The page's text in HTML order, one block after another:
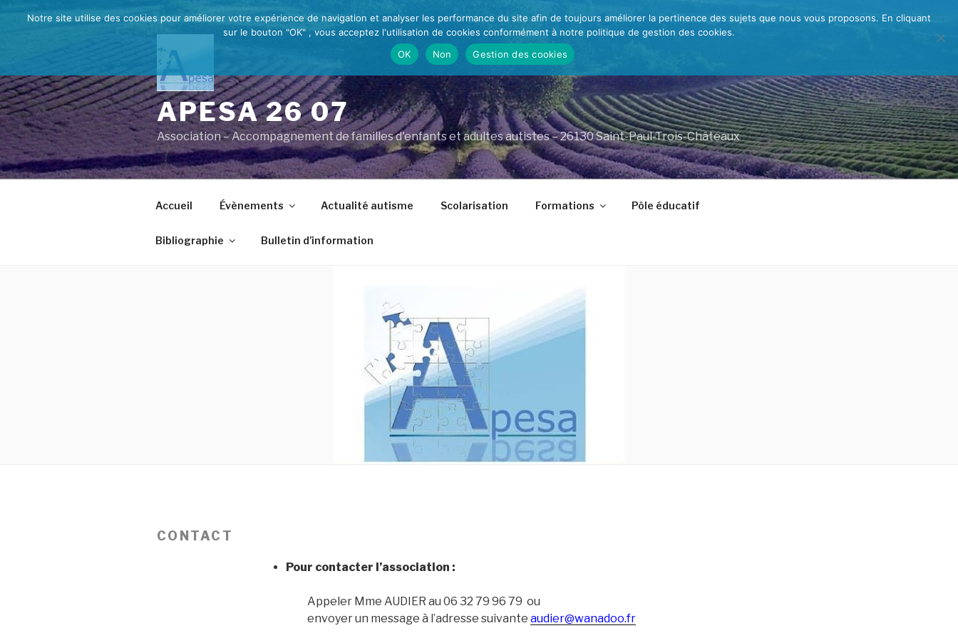
APESA 26 07
Association – Accompagnement de familles d'enfants et adultes autistes – 26130 Saint-Paul-Trois-Châteaux
Accueil Évènements Actualité autisme Scolarisation Formations Pôle éducatif
Bibliographie Bulletin d’information
CONTACT
Pour contacter l’association :
Appeler Mme AUDIER au 06 32 79 96 79 ou
envoyer un message à l’adresse suivante audier@wanadoo.fr
Notre site utilise des cookies pour améliorer votre expérience de navigation et analyser les performance du site afin de toujours améliorer la pertinence des sujets que nous vous proposons. En cliquant
sur le bouton "OK" , vous acceptez l'utilisation de cookies conformément à notre politique de gestion des cookies.
OK
Non Gestion des cookies